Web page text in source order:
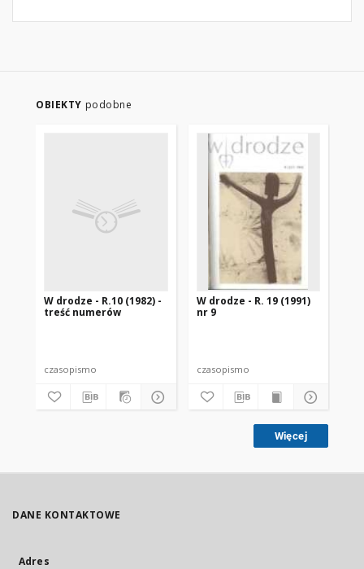
OBIEKTY podobne
W drodze - R.10 (1982) -
treść numerów
czasopismo
W drodze - R. 19 (1991)
nr 9
czasopismo
Więcej
DANE KONTAKTOWE
Adres